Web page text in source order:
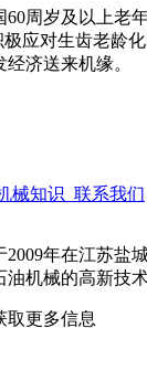
周岁及以上老
应对生齿老龄
济送来机缘。
械知识 联系我们
2009年在江苏盐
机械的高新技术
取更多信息